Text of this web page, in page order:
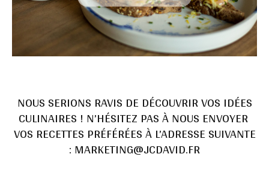
NOUS SERIONS RAVIS DE DÉCOUVRIR VOS IDÉES
CULINAIRES ! N’HÉSITEZ PAS À NOUS ENVOYER
VOS RECETTES PRÉFÉRÉES À L’ADRESSE SUIVANTE
:MARKETING@JCDAVID.FR